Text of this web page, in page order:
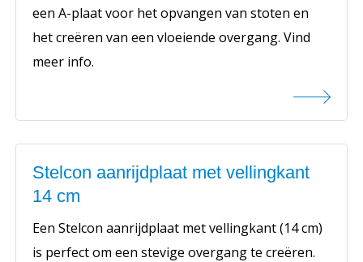
een A-plaat voor het opvangen van stoten en
het creëren van een vloeiende overgang. Vind
meer info.
Stelcon aanrijdplaat met vellingkant
14 cm
Een Stelcon aanrijdplaat met vellingkant (14 cm)
is perfect om een stevige overgang te creëren.